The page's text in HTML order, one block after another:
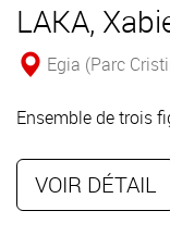
LAKA,
Egia (Parc
Ensemble de trois
VOIR DÉTAIL